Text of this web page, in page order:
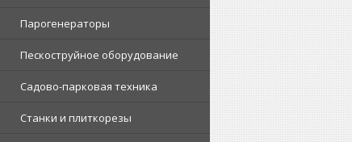
Парогенераторы
Пескоструйное оборудование
Садово-парковая техника
Станки и плиткорезы